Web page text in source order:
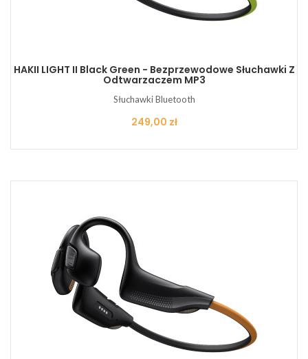
HAKII LIGHT II Black Green - Bezprzewodowe Słuchawki Z
Odtwarzaczem MP3
Słuchawki Bluetooth
Cena
249,00 zł